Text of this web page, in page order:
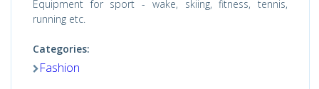
Equipment for sport - wake, skiing, fitness, tennis,
running etc.
Categories:
Fashion